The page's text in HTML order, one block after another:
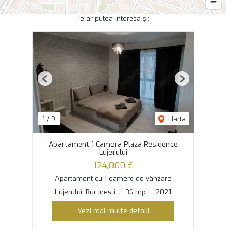
Te-ar putea interesa și:
1 / 9 Harta
Previous Next
Apartament 1 Camera Plaza Residence
Lujerului
124,000 €
Apartament cu 1 camere de vânzare
Lujerului, Bucuresti
36 mp 2021
Vezi mai multe detalii